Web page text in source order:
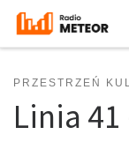
Przejdź do treści
PRZESTRZEŃ
Linia